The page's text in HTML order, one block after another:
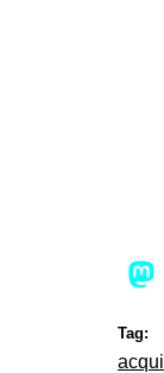
Tag: